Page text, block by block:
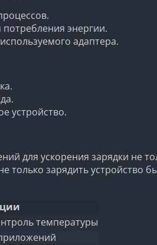
потребления энергии.
адаптера.
устройство.
для ускорения зарядки не
зарядить устройство
температуры